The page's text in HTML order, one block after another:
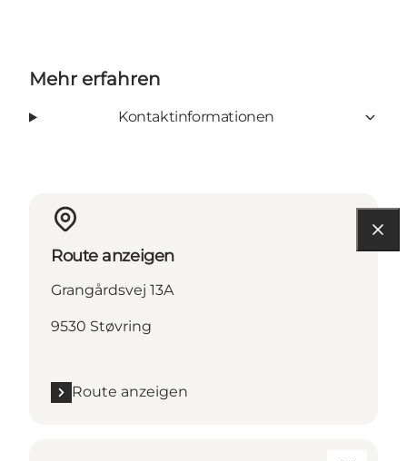
Mehr erfahren
Kontaktinformationen
Route anzeigen
Grangårdsvej 13A
9530 Støvring
Route anzeigen